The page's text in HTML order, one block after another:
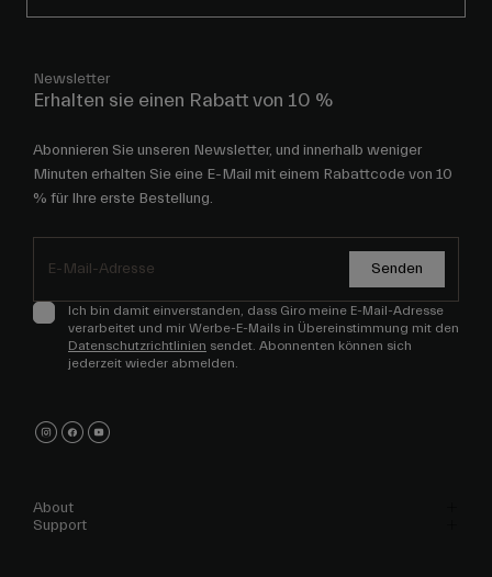
Newsletter
Erhalten sie einen Rabatt von 10 %
Abonnieren Sie unseren Newsletter, und innerhalb weniger
Minuten erhalten Sie eine E-Mail mit einem Rabattcode von 10
% für Ihre erste Bestellung.
Senden
Ich bin damit einverstanden, dass Giro meine E-Mail-Adresse
verarbeitet und mir Werbe-E-Mails in Übereinstimmung mit den
Datenschutzrichtlinien sendet. Abonnenten können sich
jederzeit wieder abmelden.
About
Support